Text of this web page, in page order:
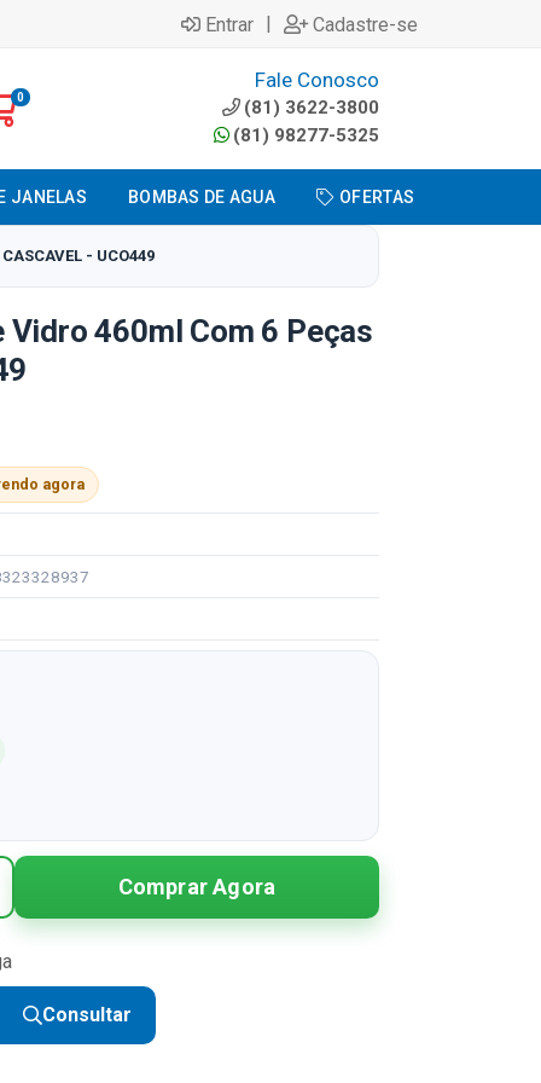
Entrar | Cadastre-se
0
Fale Conosco
(81) 3622-3800
(81) 98277-5325
JANELAS BOMBAS DE AGUA OFERTAS
- UCO449
Vidro 460ml Com 6 Peças
agora
Comprar Agora
Consultar